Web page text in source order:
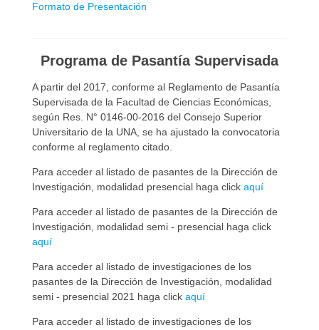
Formato de Presentación
Programa de Pasantía Supervisada
A partir del 2017, conforme al Reglamento de Pasantía
Supervisada de la Facultad de Ciencias Económicas,
según Res. N° 0146-00-2016 del Consejo Superior
Universitario de la UNA, se ha ajustado la convocatoria
conforme al reglamento citado.
Para acceder al listado de pasantes de la Dirección de
Investigación, modalidad presencial haga click aquí
Para acceder al listado de pasantes de la Dirección de
Investigación, modalidad semi - presencial haga click
aquí
Para acceder al listado de investigaciones de los
pasantes de la Dirección de Investigación, modalidad
semi - presencial 2021 haga click aquí
Para acceder al listado de investigaciones de los